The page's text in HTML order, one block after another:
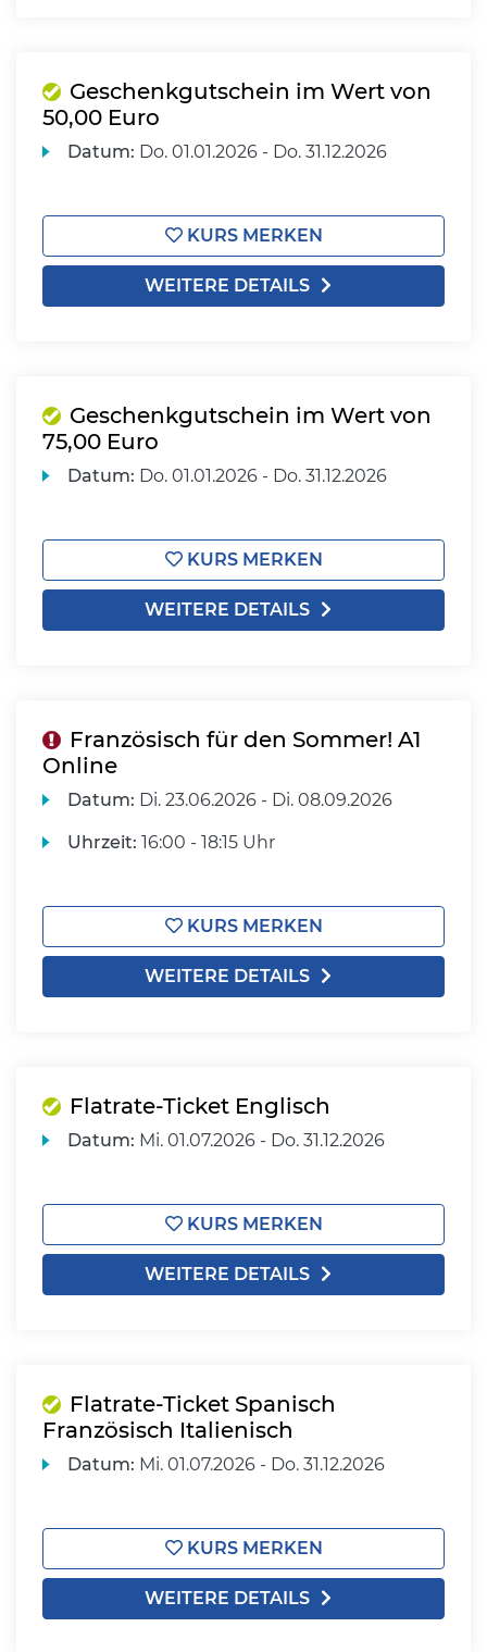
Geschenkgutschein im Wert von
50,00 Euro
Datum: Do. 01.01.2026 - Do. 31.12.2026
KURS MERKEN
WEITERE DETAILS
Geschenkgutschein im Wert von
75,00 Euro
Datum: Do. 01.01.2026 - Do. 31.12.2026
KURS MERKEN
WEITERE DETAILS
Französisch für den Sommer! A1
Online
Datum: Di. 23.06.2026 - Di. 08.09.2026
Uhrzeit: 16:00 - 18:15 Uhr
KURS MERKEN
WEITERE DETAILS
Flatrate-Ticket Englisch
Datum: Mi. 01.07.2026 - Do. 31.12.2026
KURS MERKEN
WEITERE DETAILS
Flatrate-Ticket Spanisch
Französisch Italienisch
Datum: Mi. 01.07.2026 - Do. 31.12.2026
KURS MERKEN
WEITERE DETAILS